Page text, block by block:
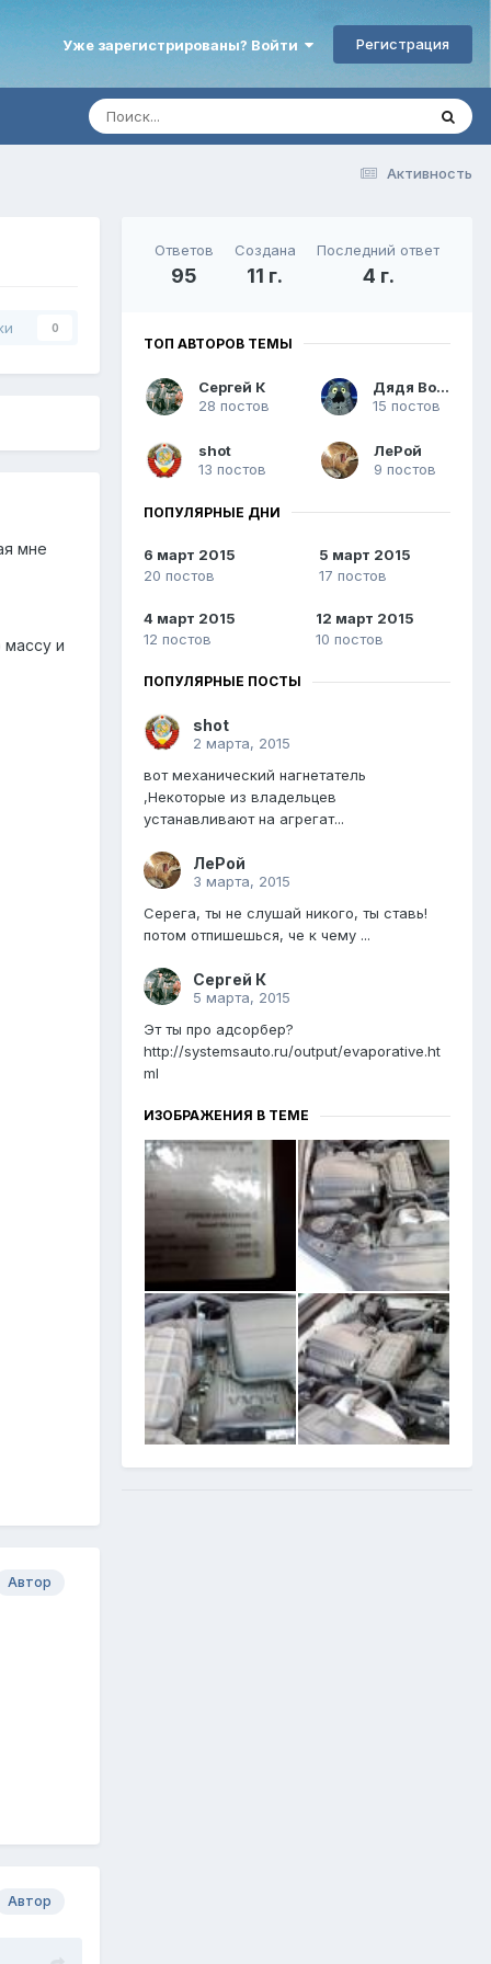
Уже зарегистрированы? Войти Регистрация
Активность
0
мне
и
Автор
Автор
Ответов
95
Создана
11 г.
Последний ответ
4 г.
ТОП АВТОРОВ ТЕМЫ
Сергей К
28 постов
Дядя Вова
15 постов
shot
13 постов
ЛеРой
9 постов
ПОПУЛЯРНЫЕ ДНИ
6 март 2015
20 постов
5 март 2015
17 постов
4 март 2015
12 постов
12 март 2015
10 постов
ПОПУЛЯРНЫЕ ПОСТЫ
shot
2 марта, 2015
вот механический нагнетатель
,Некоторые из владельцев
устанавливают на агрегат...
ЛеРой
3 марта, 2015
Серега, ты не слушай никого, ты ставь!
потом отпишешься, че к чему ...
Сергей К
5 марта, 2015
Эт ты про адсорбер?
http://systemsauto.ru/output/evaporative.ht
ml
ИЗОБРАЖЕНИЯ В ТЕМЕ